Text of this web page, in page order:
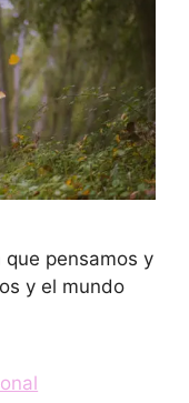
pensamos y
y el mundo